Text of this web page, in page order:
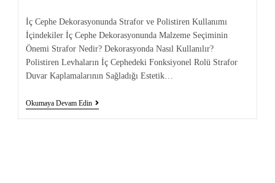
İç Cephe Dekorasyonunda Strafor ve Polistiren Kullanımı
İçindekiler İç Cephe Dekorasyonunda Malzeme Seçiminin
Önemi Strafor Nedir? Dekorasyonda Nasıl Kullanılır?
Polistiren Levhaların İç Cephedeki Fonksiyonel Rolü Strafor
Duvar Kaplamalarının Sağladığı Estetik…
Okumaya Devam Edin